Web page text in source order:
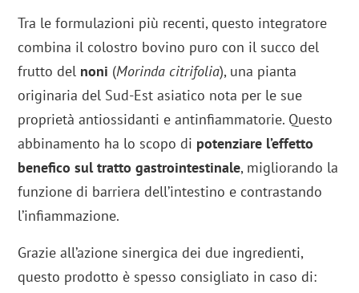
Tra le formulazioni più recenti, questo integratore
combina il colostro bovino puro con il succo del
frutto del noni (Morinda citrifolia), una pianta
originaria del Sud-Est asiatico nota per le sue
proprietà antiossidanti e antinfiammatorie. Questo
abbinamento ha lo scopo di potenziare l’effetto
benefico sul tratto gastrointestinale, migliorando la
funzione di barriera dell’intestino e contrastando
l’infiammazione.
Grazie all’azione sinergica dei due ingredienti,
questo prodotto è spesso consigliato in caso di: